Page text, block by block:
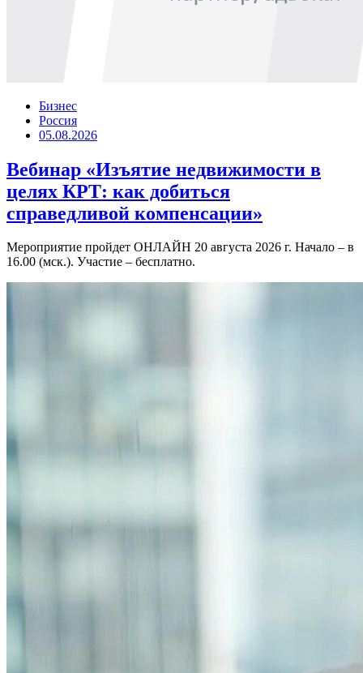
Бизнес
Россия
05.08.2026
Вебинар «Изъятие недвижимости в
целях КРТ: как добиться
справедливой компенсации»
Мероприятие пройдет ОНЛАЙН 20 августа 2026 г. Начало – в
16.00 (мск.). Участие – бесплатно.